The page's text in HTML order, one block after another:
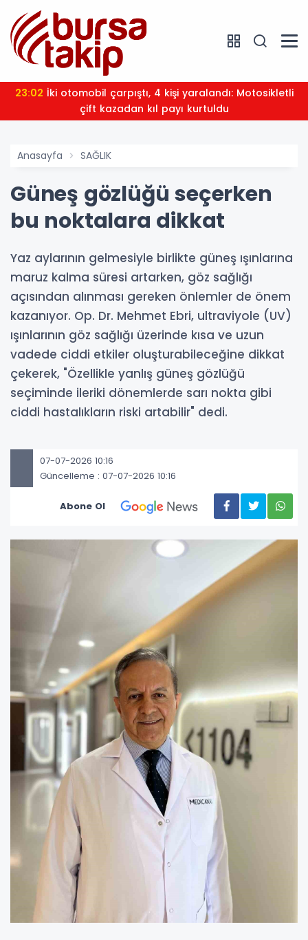
23:02
çift kazadan kıl payı kurtuldu
Anasayfa SAĞLIK
Güneş gözlüğü seçerken
bu noktalara dikkat
Yaz aylarının gelmesiyle birlikte güneş ışınlarına
maruz kalma süresi artarken, göz sağlığı
açısından alınması gereken önlemler de önem
kazanıyor. Op. Dr. Mehmet Ebri, ultraviyole (UV)
ışınlarının göz sağlığı üzerinde kısa ve uzun
vadede ciddi etkiler oluşturabileceğine dikkat
çekerek, "Özellikle yanlış güneş gözlüğü
seçiminde ileriki dönemlerde sarı nokta gibi
ciddi hastalıkların riski artabilir" dedi.
07-07-2026 10:16
Güncelleme : 07-07-2026 10:16
Abone Ol